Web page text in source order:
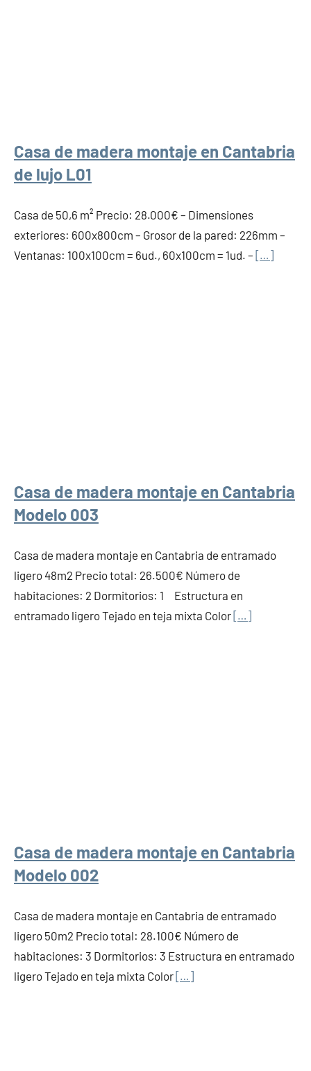
Casa de madera montaje en Cantabria
de lujo L01
Casa de 50,6 m² Precio: 28.000€ – Dimensiones
exteriores: 600x800cm – Grosor de la pared: 226mm –
Ventanas: 100x100cm = 6ud., 60x100cm = 1ud. – […]
Casa de madera montaje en Cantabria
Modelo 003
Casa de madera montaje en Cantabria de entramado
ligero 48m2 Precio total: 26.500€ Número de
habitaciones: 2 Dormitorios: 1 Estructura en
entramado ligero Tejado en teja mixta Color […]
Casa de madera montaje en Cantabria
Modelo 002
Casa de madera montaje en Cantabria de entramado
ligero 50m2 Precio total: 28.100€ Número de
habitaciones: 3 Dormitorios: 3 Estructura en entramado
ligero Tejado en teja mixta Color […]